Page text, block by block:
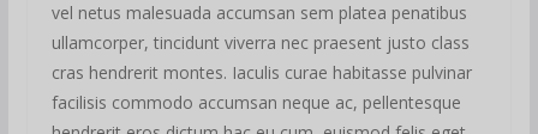
vel netus malesuada accumsan sem platea penatibus
ullamcorper, tincidunt viverra nec praesent justo class
cras hendrerit montes. Iaculis curae habitasse pulvinar
facilisis commodo accumsan neque ac, pellentesque